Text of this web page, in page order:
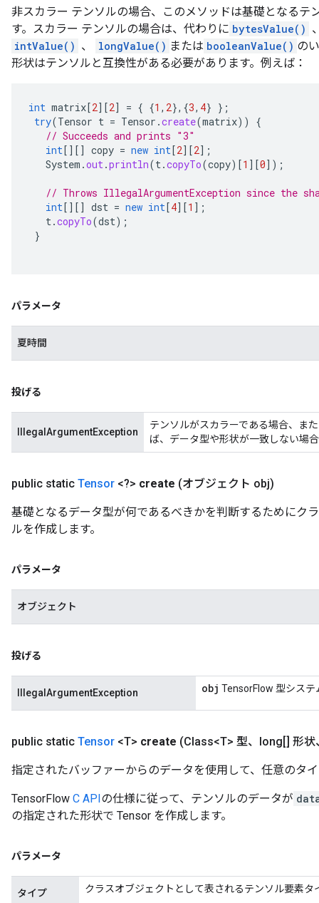
非スカラー テンソルの場合、このメソッドは基礎となるテ
す。スカラー テンソルの場合は、代わりに bytesValue()
intValue() 、 longValue() または booleanValue() の
形状はテンソルと互換性がある必要があります。例えば：
int matrix[2][2] = { {1 , 2},{3, 4} };
try(Tensor t = Tensor .create(matrix))
{
// Succeeds and prints "3"
int[][] copy = new int[2][2] ;
System .out.println(t.copyTo(copy) [1 ][0] );
// Throws IllegalArgumentException since the
int[][] dst = new int[4][1 ] ;
t.copyTo(dst);
}
パラメータ
夏時間
投げる
IllegalArgumentException
テンソルがスカラーである場合、ま
ば、データ型や形状が一致しない場
public static Tensor <?> create (オブジェクト obj)
基礎となるデータ型が何であるべきかを判断するためにク
ルを作成します。
パラメータ
オブジェクト
投げる
IllegalArgumentException obj TensorFlow 型シス
public static Tensor <T> create (Class<T> 型、long[] 形状
指定されたバッファーからのデータを使用して、任意のタ
TensorFlow C APIの仕様に従って、テンソルのデータが
の指定された形状で Tensor を作成します。
パラメータ
タイプ クラスオブジェクトとして表されるテンソル要素タ